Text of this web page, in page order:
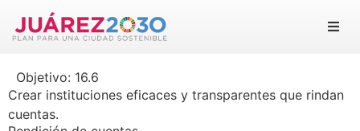
Objetivo: 16.6
Crear instituciones eficaces y transparentes que rindan
cuentas.